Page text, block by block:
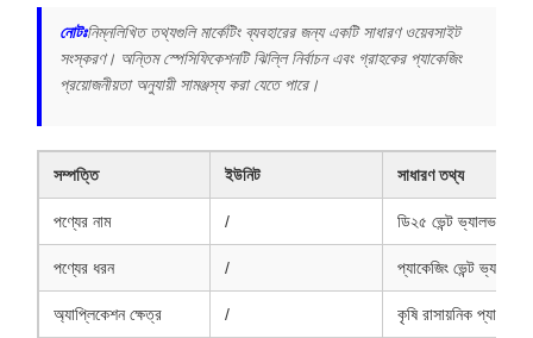
নোটঃনিম্নলিখিত তথ্যগুলি মার্কেটিং ব্যবহারের জন্য একটি সাধারণ ওয়েবসাইট
সংস্করণ। অন্তিম স্পেসিফিকেশনটি ঝিল্লি নির্বাচন এবং গ্রাহকের প্যাকেজিং
প্রয়োজনীয়তা অনুযায়ী সামঞ্জস্য করা যেতে পারে।
সম্পত্তি ইউনিট সাধারণ তথ্য
পণ্যের নাম / ডি২৫ ভেন্ট ভ্যালভ
পণ্যের ধরন / প্যাকেজিং ভেন্ট ভ্যালভ
অ্যাপ্লিকেশন ক্ষেত্র / কৃষি রাসায়নিক প্যাকেজিং